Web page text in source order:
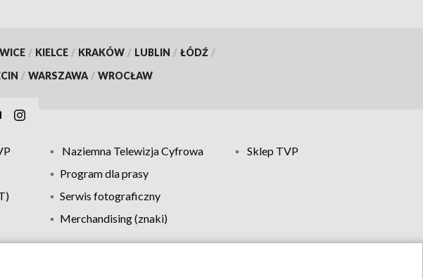
/ KIELCE / KRAKÓW / LUBLIN / ŁÓDŹ /
/ WARSZAWA / WROCŁAW
Naziemna Telewizja Cyfrowa
Sklep TVP
Program dla prasy
Serwis fotograficzny
Merchandising (znaki)